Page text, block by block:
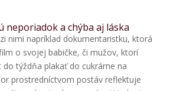
neporiadok a chýba aj láska
nimi napríklad dokumentaristku, ktorá
o svojej babičke, či mužov, ktorí
do týždňa plakať do cukrárne na
prostredníctvom postáv reflektuje